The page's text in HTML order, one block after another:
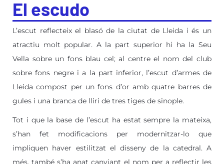
El escudo
L’escut reflecteix el blasó de la ciutat de Lleida i és un
atractiu molt popular. A la part superior hi ha la Seu
Vella sobre un fons blau cel; al centre el nom del club
sobre fons negre i a la part inferior, l’escut d’armes de
Lleida compost per un fons d’or amb quatre barres de
gules i una branca de lliri de tres tiges de sinople.
Tot i que la base de l’escut ha estat sempre la mateixa,
s’han fet modificacions per modernitzar-lo que
impliquen haver estilitzat el disseny de la catedral. A
més, també s’ha anat canviant el nom per a reflectir les